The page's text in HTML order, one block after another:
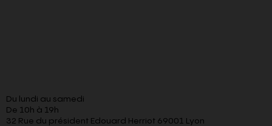
Du lundi au samedi
De 10h à 19h
32 Rue du président Edouard Herriot 69001 Lyon